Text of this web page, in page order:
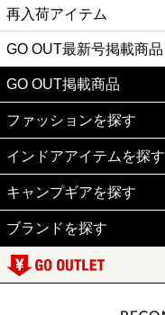
再入荷アイテム
GO OUT最新号掲載商品
GO OUT掲載商品
ファッションを探す
インドアアイテムを探す
キャンプギアを探す
ブランドを探す